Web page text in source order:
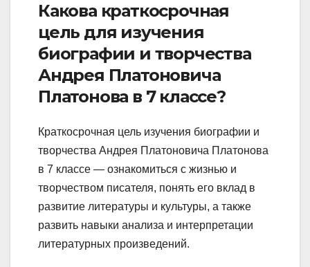
Какова краткосрочная
цель для изучения
биографии и творчества
Андрея Платоновича
Платонова в 7 классе?
Краткосрочная цель изучения биографии и
творчества Андрея Платоновича Платонова
в 7 классе — ознакомиться с жизнью и
творчеством писателя, понять его вклад в
развитие литературы и культуры, а также
развить навыки анализа и интерпретации
литературных произведений.